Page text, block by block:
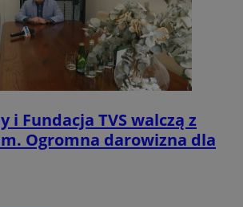
i Fundacja TVS walczą z
Ogromna darowizna dla